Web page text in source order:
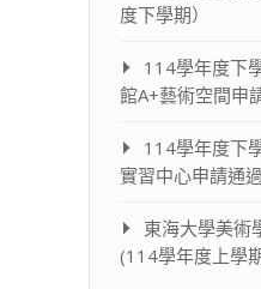
度下學期）
114學年度下
館A+藝術空間申
114學年度下
實習中心申請通
東海大學美術
(114學年度上學